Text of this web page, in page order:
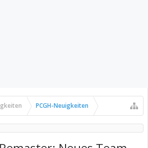
PCGH-Neuigkeiten